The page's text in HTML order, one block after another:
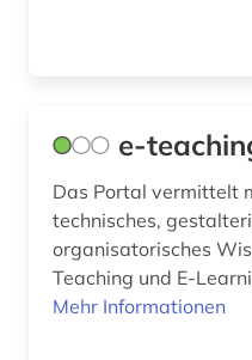
e-
Das Portal vermittelt
technisches,
organisatorisches
Teaching und E-
Mehr Informationen